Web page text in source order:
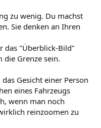
zu wenig. Du machst
Sie denken an Ihren
das "Überblick-Bild"
die Grenze sein.
Gesicht einer Person
eines Fahrzeugs
wenn man noch
reinzoomen zu